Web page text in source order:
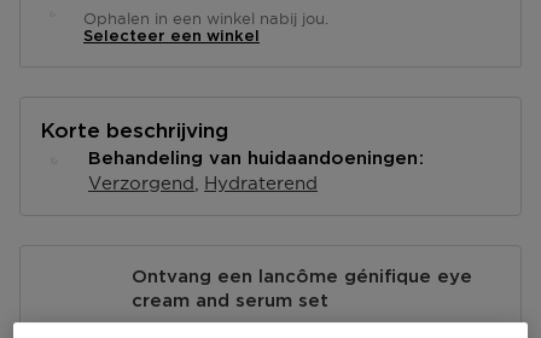
Ophalen in een winkel nabij jou.
Selecteer een winkel
Korte beschrijving
Behandeling van huidaandoeningen
Verzorgend Hydraterend
Ontvang een lancôme génifique eye
cream and serum set